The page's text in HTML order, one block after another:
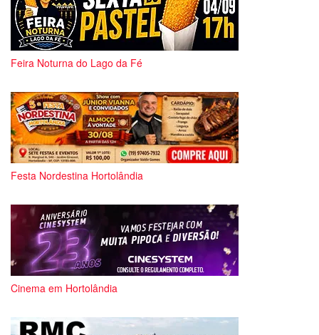
Feira Noturna do Lago da Fé
Festa Nordestina Hortolândia
Cinema em Hortolândia